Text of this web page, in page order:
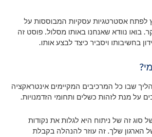
לפתח אסטרטגיות עסקיות המבוססות על
בואו נוודא שאנחנו באותו מסלול. פוסט זה
בחשיבותו ויסביר כיצד לבצע אותו.
שבו כל המרכיבים המקיימים אינטראקציה
על מנת לזהות כשלים ותחומי הזדמנויות.
סוג זה של ניתוח היא לגלות את נקודות
הארגון שלך. זה עוזר להנהלה בקבלת